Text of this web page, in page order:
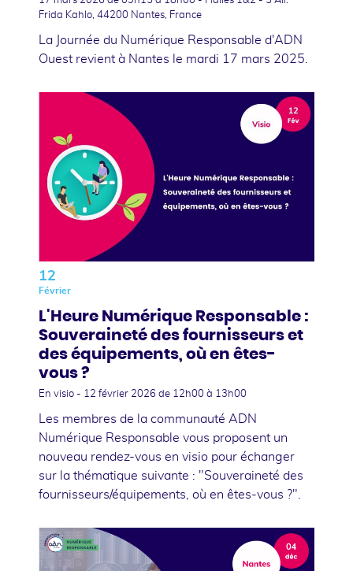
Frida Kahlo, 44200 Nantes, France
La Journée du Numérique Responsable d'ADN
Ouest revient à Nantes le mardi 17 mars 2025.
12
Février
L'Heure Numérique Responsable :
Souveraineté des fournisseurs et
des équipements, où en êtes-
vous ?
En visio - 12 février 2026 de 12h00 à 13h00
Les membres de la communauté ADN
Numérique Responsable vous proposent un
nouveau rendez-vous en visio pour échanger
sur la thématique suivante : "Souveraineté des
fournisseurs/équipements, où en êtes-vous ?".